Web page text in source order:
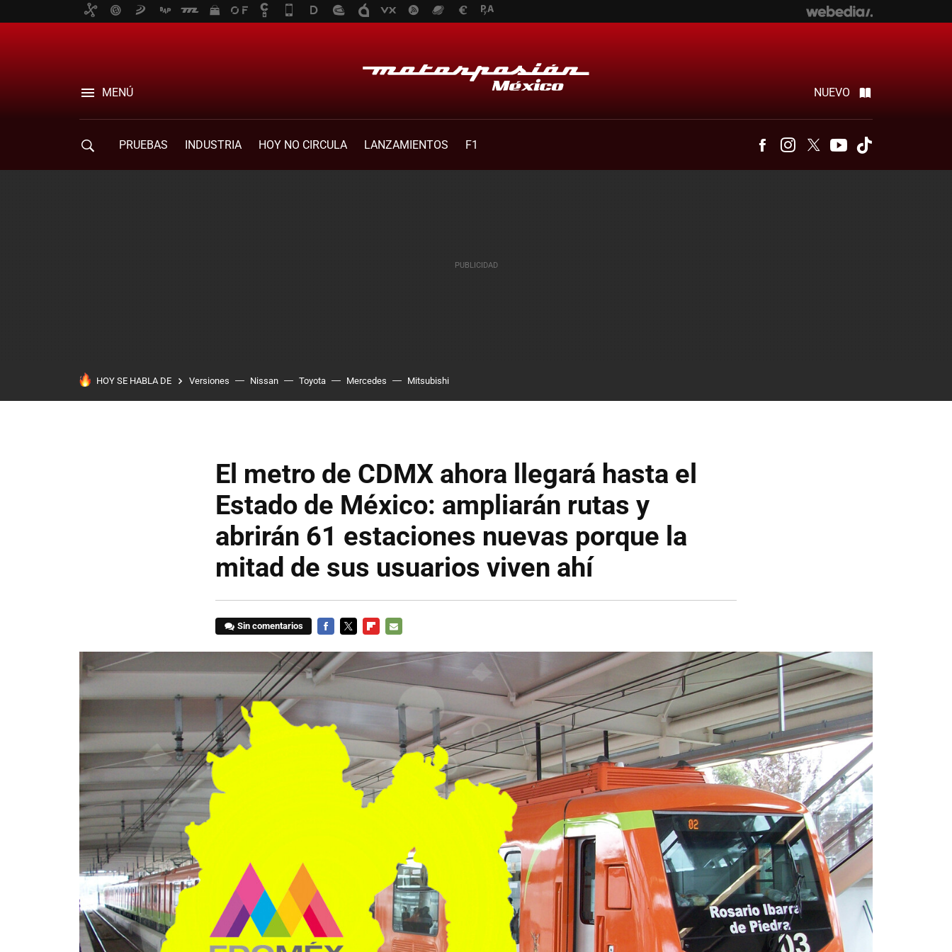
MENÚ NUEVO
PRUEBAS INDUSTRIA HOY NO CIRCULA LANZAMIENTOS F1 FacebookInstagram
Twitter Youtube
HOY SE HABLA DE Versiones Nissan Toyota Mercedes Mitsubishi
El metro de CDMX ahora llegará hasta el
Estado de México: ampliarán rutas y
abrirán 61 estaciones nuevas porque la
mitad de sus usuarios viven ahí
Sin comentarios
MAIL